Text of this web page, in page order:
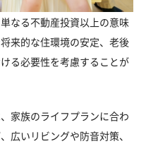
なる不動産投資以上の意味
来的な住環境の安定、老後
る必要性を考慮することが
家族のライフプランに合わ
広いリビングや防音対策、